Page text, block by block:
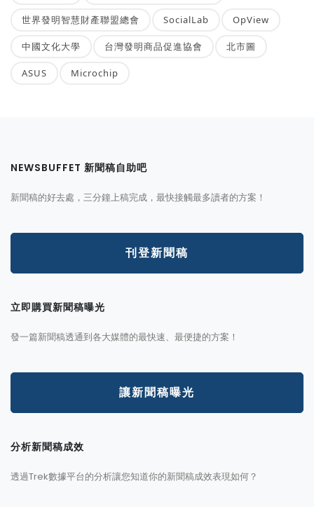
世界發明智慧財產聯盟總會 SocialLab OpView
中國文化大學 台灣發明商品促進協會 北市圖
ASUS Microchip
NEWSBUFFET 新聞稿自助吧
新聞稿的好去處，三分鐘上稿完成，最快接觸最多讀者的方案！
刊登新聞稿
立即購買新聞稿曝光
發一篇新聞稿透通到各大媒體的最快速、最便捷的方案！
讓新聞稿曝光
分析新聞稿成效
透過Trek數據平台的分析讓您知道你的新聞稿成效表現如何？